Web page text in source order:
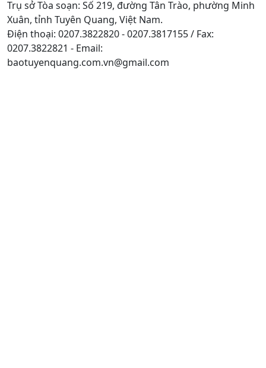
Trụ sở Tòa soạn: Số 219, đường Tân Trào, phường Minh
Xuân, tỉnh Tuyên Quang, Việt Nam.
Điện thoại: 0207.3822820 - 0207.3817155 / Fax:
0207.3822821 - Email:
baotuyenquang.com.vn@gmail.com